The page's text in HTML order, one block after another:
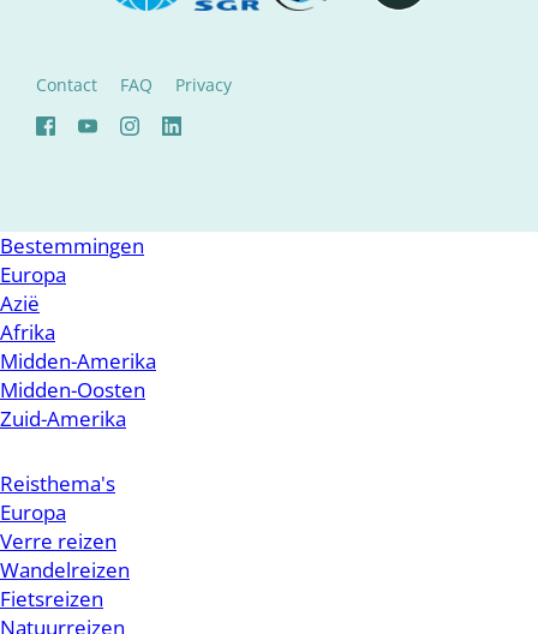
Contact FAQ Privacy
Bestemmingen
Europa
Azië
Afrika
Midden-Amerika
Midden-Oosten
Zuid-Amerika
Reisthema's
Europa
Verre reizen
Wandelreizen
Fietsreizen
Natuurreizen